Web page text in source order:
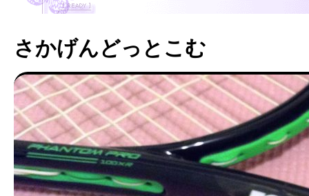
さかげんどっとこむ